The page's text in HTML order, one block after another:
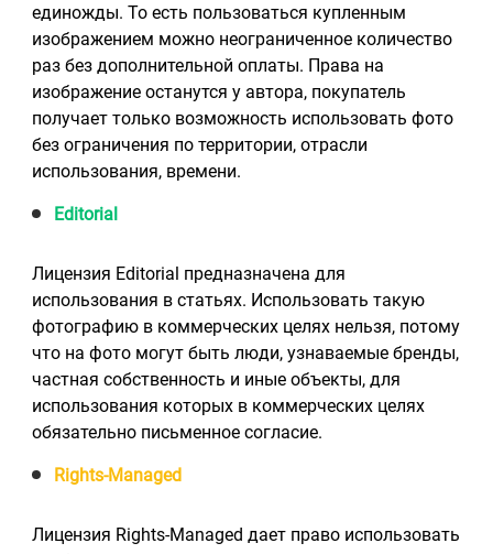
единожды. То есть пользоваться купленным
изображением можно неограниченное количество
раз без дополнительной оплаты. Права на
изображение останутся у автора, покупатель
получает только возможность использовать фото
без ограничения по территории, отрасли
использования, времени.
Editorial
Лицензия Editorial предназначена для
использования в статьях. Использовать такую
фотографию в коммерческих целях нельзя, потому
что на фото могут быть люди, узнаваемые бренды,
частная собственность и иные объекты, для
использования которых в коммерческих целях
обязательно письменное согласие.
Rights-Managed
Лицензия Rights-Managed дает право использовать